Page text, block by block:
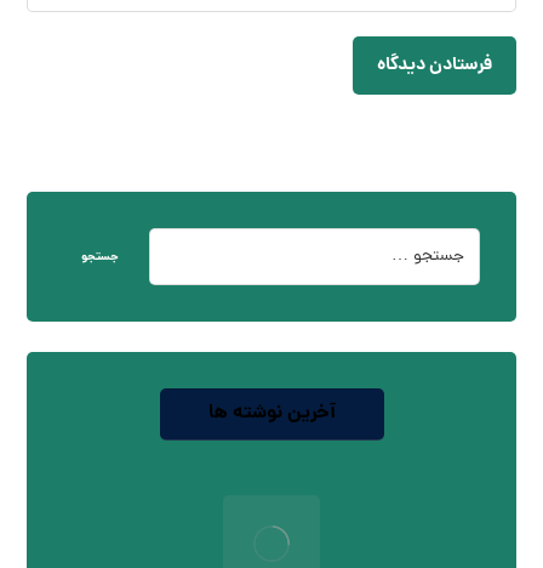
فرستادن دیدگاه
جستجو
آخرین نوشته ها